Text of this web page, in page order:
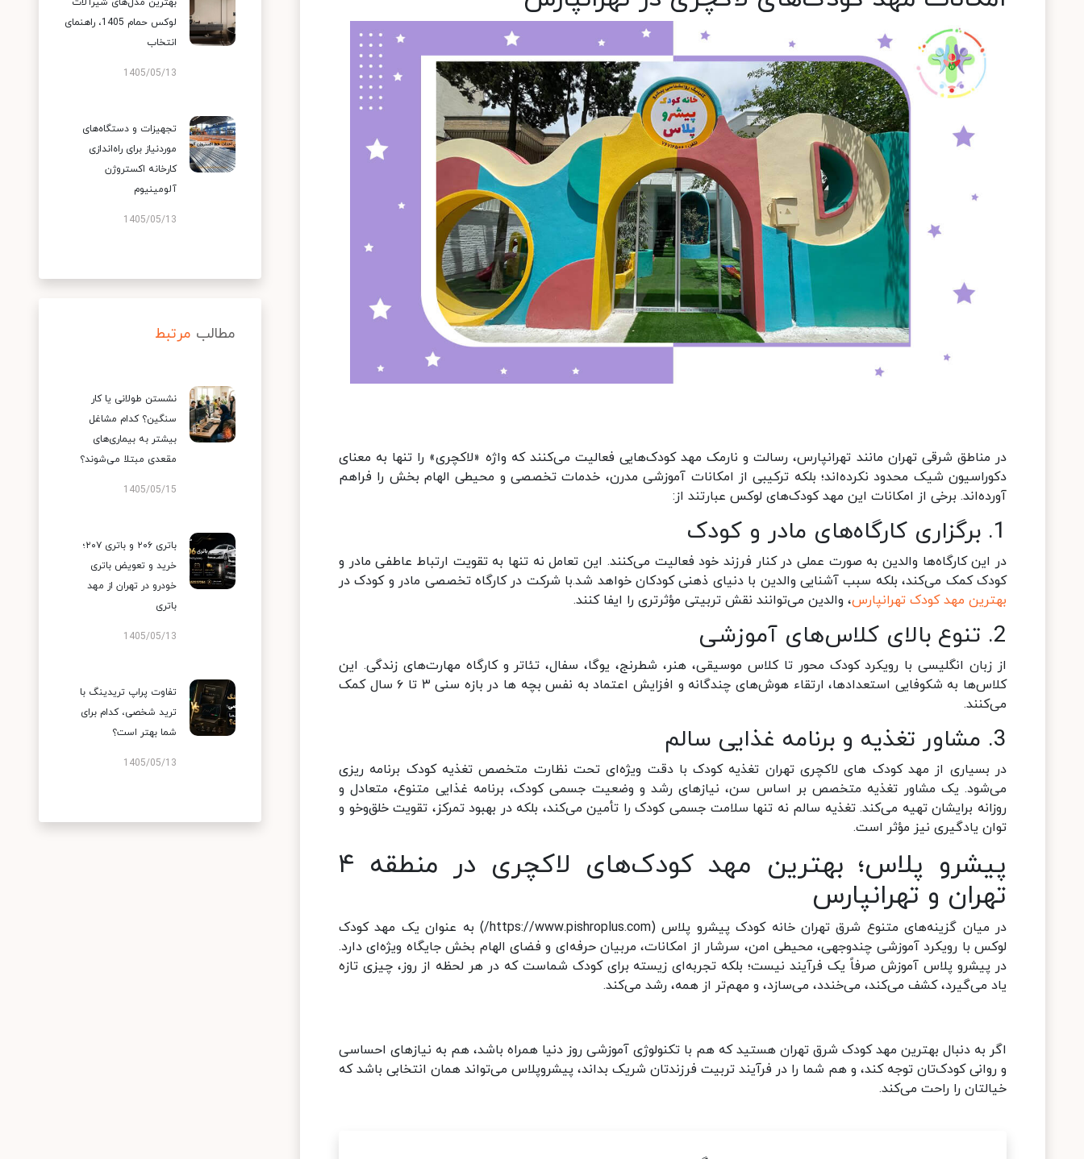
در مناطق شرقی تهران مانند تهرانپارس، رسالت و نارمک مهد کودک‌هایی فعالیت می‌کنند که واژه «لاکچری» را تنها به معنای
دکوراسیون شیک محدود نکرده‌اند؛ بلکه ترکیبی از امکانات آموزشی مدرن، خدمات تخصصی و محیطی الهام بخش را فراهم
آورده‌اند. برخی از امکانات این مهد کودک‌های لوکس عبارتند از:
1. برگزاری کارگاه‌های مادر و کودک
در این کارگاه‌ها والدین به صورت عملی در کنار فرزند خود فعالیت می‌کنند. این تعامل نه تنها به تقویت ارتباط عاطفی مادر و
کودک کمک می‌کند، بلکه سبب آشنایی والدین با دنیای ذهنی کودکان خواهد شد.با شرکت در کارگاه تخصصی مادر و کودک در
بهترین مهد کودک تهرانپارس، والدین می‌توانند نقش تربیتی مؤثرتری را ایفا کنند.
2. تنوع بالای کلاس‌های آموزشی
از زبان انگلیسی با رویکرد کودک محور تا کلاس موسیقی، هنر، شطرنج، یوگا، سفال، تئاتر و کارگاه مهارت‌های زندگی. این
کلاس‌ها به شکوفایی استعدادها، ارتقاء هوش‌های چندگانه و افزایش اعتماد به نفس بچه ها در بازه سنی ۳ تا ۶ سال کمک
می‌کنند.
3. مشاور تغذیه و برنامه غذایی سالم
در بسیاری از مهد کودک های لاکچری تهران تغذیه کودک با دقت ویژه‌ای تحت نظارت متخصص تغذیه کودک برنامه ریزی
می‌شود. یک مشاور تغذیه متخصص بر اساس سن، نیازهای رشد و وضعیت جسمی کودک، برنامه غذایی متنوع، متعادل و
روزانه برایشان تهیه می‌کند. تغذیه سالم نه تنها سلامت جسمی کودک را تأمین می‌کند، بلکه در بهبود تمرکز، تقویت خلق‌وخو و
توان یادگیری نیز مؤثر است.
پیشرو پلاس؛ بهترین مهد کودک‌های لاکچری در منطقه ۴
تهران و تهرانپارس
در میان گزینه‌های متنوع شرق تهران خانه کودک پیشرو پلاس (https://www.pishroplus.com/) به عنوان یک مهد کودک
لوکس با رویکرد آموزشی چندوجهی، محیطی امن، سرشار از امکانات، مربیان حرفه‌ای و فضای الهام بخش جایگاه ویژه‌ای دارد.
در پیشرو پلاس آموزش صرفاً یک فرآیند نیست؛ بلکه تجربه‌ای زیسته برای کودک شماست که در هر لحظه از روز، چیزی تازه
یاد می‌گیرد، کشف می‌کند، می‌خندد، می‌سازد، و مهم‌تر از همه، رشد می‌کند.
اگر به دنبال بهترین مهد کودک شرق تهران هستید که هم با تکنولوژی آموزشی روز دنیا همراه باشد، هم به نیازهای احساسی
و روانی کودک‌تان توجه کند، و هم شما را در فرآیند تربیت فرزندتان شریک بداند، پیشروپلاس می‌تواند همان انتخابی باشد که
خیالتان را راحت می‌کند.
لوکس حمام 1405، راهنمای
انتخاب
1405/05/13
تجهیزات و دستگاه‌های
موردنیاز برای راه‌اندازی
کارخانه اکستروژن
آلومینیوم
1405/05/13
مطالب مرتبط
نشستن طولانی یا کار
سنگین؟ کدام مشاغل
بیشتر به بیماری‌های
مقعدی مبتلا می‌شوند؟
1405/05/15
باتری ۲۰۶ و باتری ۲۰۷؛
خرید و تعویض باتری
خودرو در تهران از مهد
باتری
1405/05/13
تفاوت پراپ تریدینگ با
ترید شخصی، کدام برای
شما بهتر است؟
1405/05/13